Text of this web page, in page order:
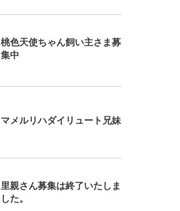
桃色天使ちゃん飼い主さま募
集中
マメルリハダイリュート兄妹
里親さん募集は終了いたしま
した。